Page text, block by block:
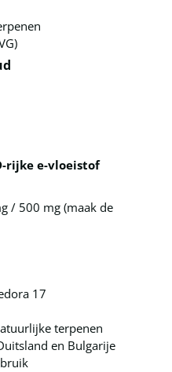
rijke e-vloeistof
/ 500 mg (maak de
17
terpenen
en Bulgarije